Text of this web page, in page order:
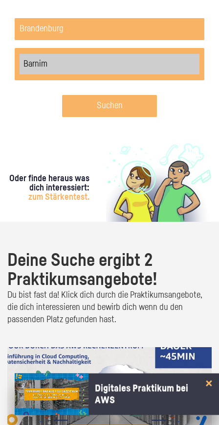
Suchen
Oder finde heraus was
dich interessiert:
zum Stärkentest.
Deine Suche ergibt 2
Praktikumsangebote!
Du bist fast da! Klick dich durch die Praktikumsangebote,
die dich interessieren und bewirb dich wenn du den
passenden Platz gefunden hast.
Digitales Praktikum bei
AWS